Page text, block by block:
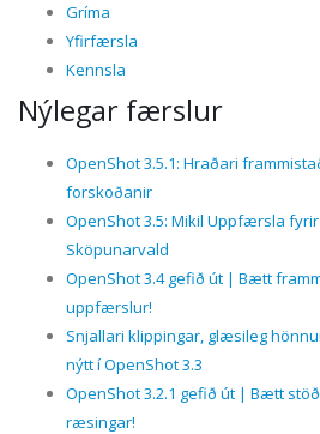
Gríma
Yfirfærsla
Kennsla
Nýlegar færslur
OpenShot 3.5.1: Hraðari
forskoðanir
OpenShot 3.5: Mikil Uppfærsla
Sköpunarvald
OpenShot 3.4 gefið út | Bætt
uppfærslur!
Snjallari klippingar, glæsileg
nýtt í OpenShot 3.3
OpenShot 3.2.1 gefið út | Bætt
ræsingar!